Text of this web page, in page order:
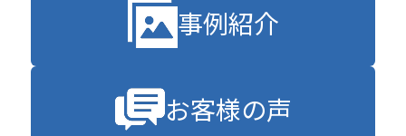
事例紹介
お客様の声